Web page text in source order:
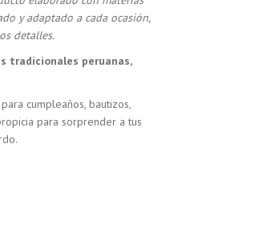
y adaptado a cada ocasión,
detalles.
tradicionales peruanas,
cumpleaños, bautizos,
para sorprender a tus